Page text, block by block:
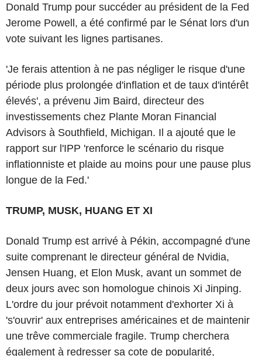
Donald Trump pour succéder au président de la Fed
Jerome Powell, a été confirmé par le Sénat lors d'un
vote suivant les lignes partisanes.
'Je ferais attention à ne pas négliger le risque d'une
période plus prolongée d'inflation et de taux d'intérêt
élevés', a prévenu Jim Baird, directeur des
investissements chez Plante Moran Financial
Advisors à Southfield, Michigan. Il a ajouté que le
rapport sur l'IPP 'renforce le scénario du risque
inflationniste et plaide au moins pour une pause plus
longue de la Fed.'
TRUMP, MUSK, HUANG ET XI
Donald Trump est arrivé à Pékin, accompagné d'une
suite comprenant le directeur général de Nvidia,
Jensen Huang, et Elon Musk, avant un sommet de
deux jours avec son homologue chinois Xi Jinping.
L'ordre du jour prévoit notamment d'exhorter Xi à
's'ouvrir' aux entreprises américaines et de maintenir
une trêve commerciale fragile. Trump cherchera
également à redresser sa cote de popularité,